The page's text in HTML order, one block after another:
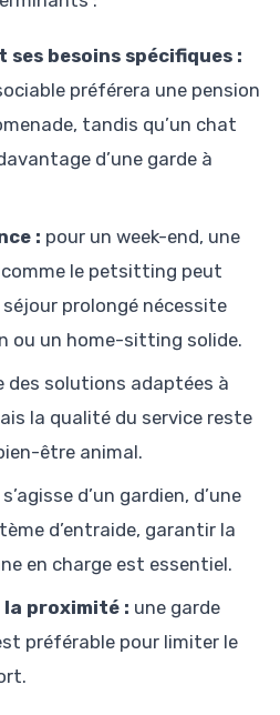
ses besoins spécifiques :
préférera une pension
tandis qu’un chat
d’une garde à
: pour un week-end, une
le petsitting peut
prolongé nécessite
ou un home-sitting solide.
des solutions adaptées à
la qualité du service reste
être animal.
s’agisse d’un gardien, d’une
d’entraide, garantir la
en charge est essentiel.
proximité : une garde
préférable pour limiter le